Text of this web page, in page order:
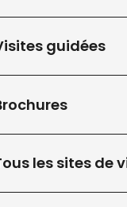
guidées
les sites de
bénéficiant
et meublé
inclus.
au sol. Salle
: 3 lits 2